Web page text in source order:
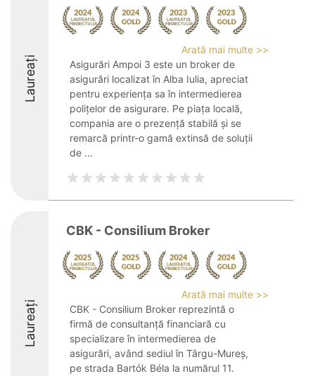
Laureați
Arată mai multe >>
Asigurări Ampoi 3 este un broker de
asigurări localizat în Alba Iulia, apreciat
pentru experiența sa în intermedierea
polițelor de asigurare. Pe piața locală,
compania are o prezență stabilă și se
remarcă printr-o gamă extinsă de soluții
de ...
Laureați
CBK - Consilium Broker
Arată mai multe >>
CBK - Consilium Broker reprezintă o
firmă de consultanță financiară cu
specializare în intermedierea de
asigurări, având sediul în Târgu-Mureș,
pe strada Bartók Béla la numărul 11.